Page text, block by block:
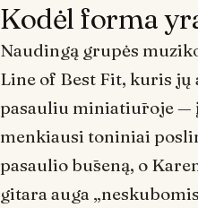
Kodėl forma
Naudingą grupės
Line of Best Fit, kuris jų
pasauliu miniatiūroje—
menkiausi toniniai
pasaulio būseną, o
gitara auga